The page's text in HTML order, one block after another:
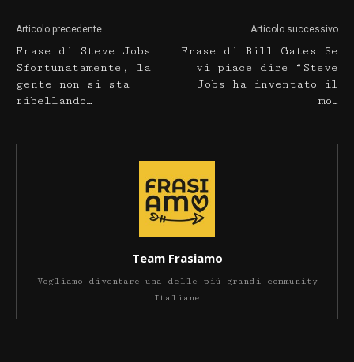
Articolo precedente
Frase di Steve Jobs
Sfortunatamente, la
gente non si sta
ribellando…
Articolo successivo
Frase di Bill Gates Se
vi piace dire “Steve
Jobs ha inventato il
mo…
Team Frasiamo
Vogliamo diventare una delle più grandi community
Italiane